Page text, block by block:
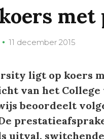
11 december 2015
ligt op koers
van het College
beoordeelt
uitval,